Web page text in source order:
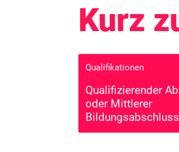
Kurz
Qualifikationen
Qualifizierender
oder Mittlerer
Bildungsabschluss